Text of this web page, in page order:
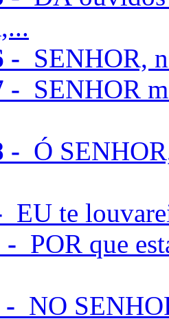
- SENHOR,
- SENHOR
- Ó
EU te
- POR que
- NO